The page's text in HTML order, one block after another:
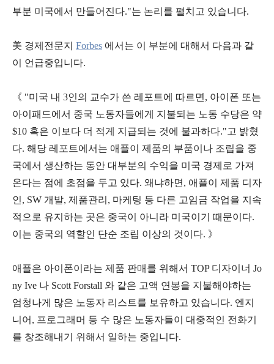
부분 미국에서 만들어진다."는 논리 를 펼치고 있습니다.
美 경제전문지 Forbes 에서는 이 부분에 대해서 다음과 같
이 언급중입니다.
《 "미국 내 3인의 교수가 쓴 레포트에 따르면, 아이폰 또는
아이패드에서 중국 노동자들에게 지불되는 노동 수당은 약
$10 혹은 이보다 더 적게 지급되는 것에 불과하다."고 밝혔
다. 해당 레포트에서는 애 플이
제품의 부품이나 조립을 중
국에서 생산하는 동안 대부분의 수익을 미국 경제로 가져
온다는 점에 초점을 두고 있다. 왜냐하면, 애플이 제품 디자
인, SW 개발, 제품관리, 마케팅 등 다른 고임금 작업을 지속
적으로 유지하는 곳은 중국이 아니라 미국이기 때문이다.
이는 중국의 역할인 단순 조립 이상의 것이다. 》
애플은 아이폰이라는 제품 판매를 위해서 TOP 디자이너 Jo
ny Ive 나 Scott Forstall 와 같은 고액 연봉을 지불해야하는
엄청나게 많은 노동자 리스트를 보유하고 있습니다. 엔지
니어, 프로그래머 등 수 많은 노동자들이 대중적인 전화기
를 창조해내기 위해서 일하는 중입니다.